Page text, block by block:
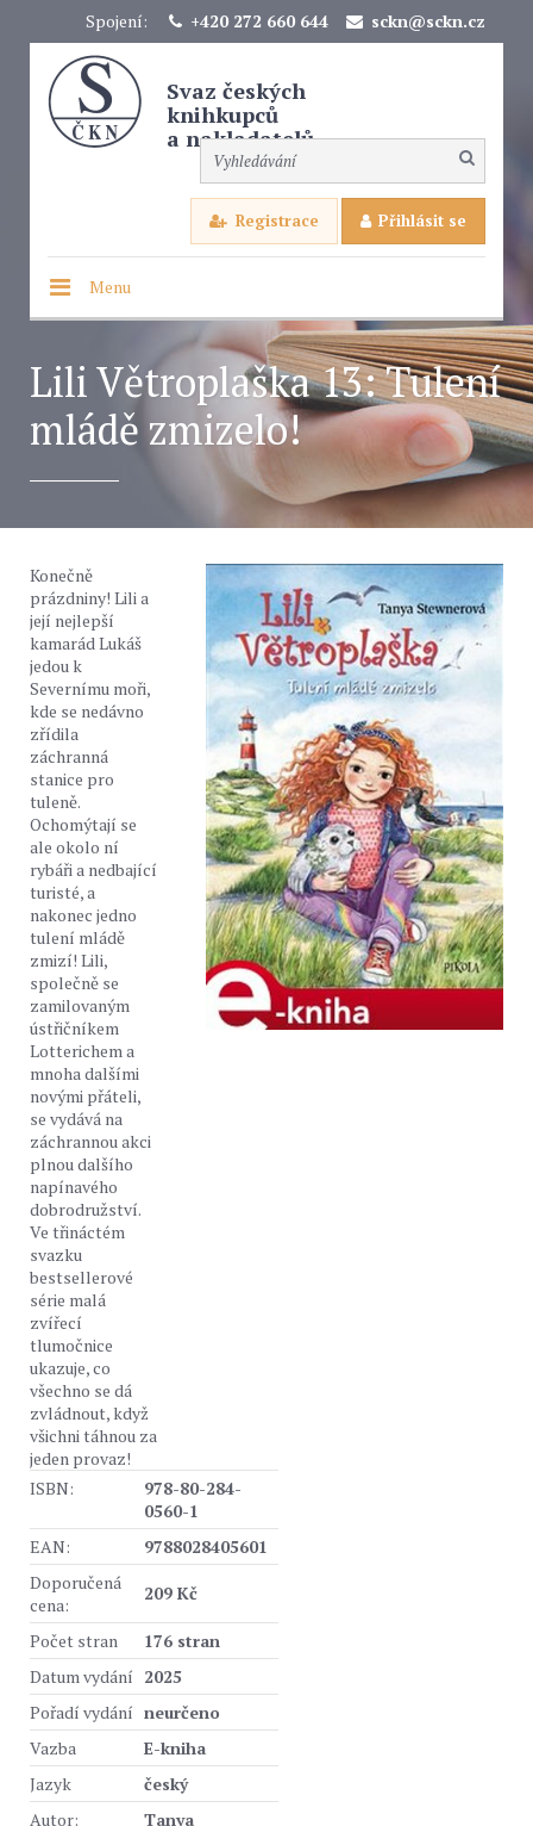
Spojení: +420 272 660 644 sckn@sckn.cz
Svaz českých
knihkupců
a nakladatelů
Registrace Přihlásit se
Menu
Lili Větroplaška 13: Tulení
mládě zmizelo!
Konečně
prázdniny! Lili a
její nejlepší
kamarád Lukáš
jedou k
Severnímu moři,
kde se nedávno
zřídila
záchranná
stanice pro
tuleně.
Ochomýtají se
ale okolo ní
rybáři a nedbající
turisté, a
nakonec jedno
tulení mládě
zmizí! Lili,
společně se
zamilovaným
ústřičníkem
Lotterichem a
mnoha dalšími
novými přáteli,
se vydává na
záchrannou akci
plnou dalšího
napínavého
dobrodružství.
Ve třináctém
svazku
bestsellerové
série malá
zvířecí
tlumočnice
ukazuje, co
všechno se dá
zvládnout, když
všichni táhnou za
jeden provaz!
ISBN:
978-80-284-
0560-1
EAN:
9788028405601
Doporučená
cena:
209 Kč
Počet stran
176 stran
Datum vydání 2025
Pořadí vydání neurčeno
Vazba
E-kniha
Jazyk
český
Autor:
Tanya